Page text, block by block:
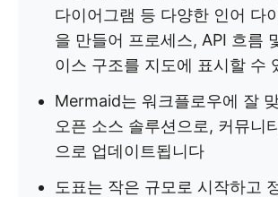
다이어그램 등 다양한 인어 다
을 만들어 프로세스, API 흐름
이스 구조를 지도에 표시할 수
Mermaid는 워크플로우에 잘
오픈 소스 솔루션으로, 커뮤니
으로 업데이트됩니다
도표는 작은 규모로 시작하고